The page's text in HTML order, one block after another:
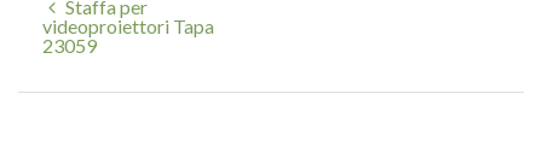
Staffa per
videoproiettori Tapa
23059